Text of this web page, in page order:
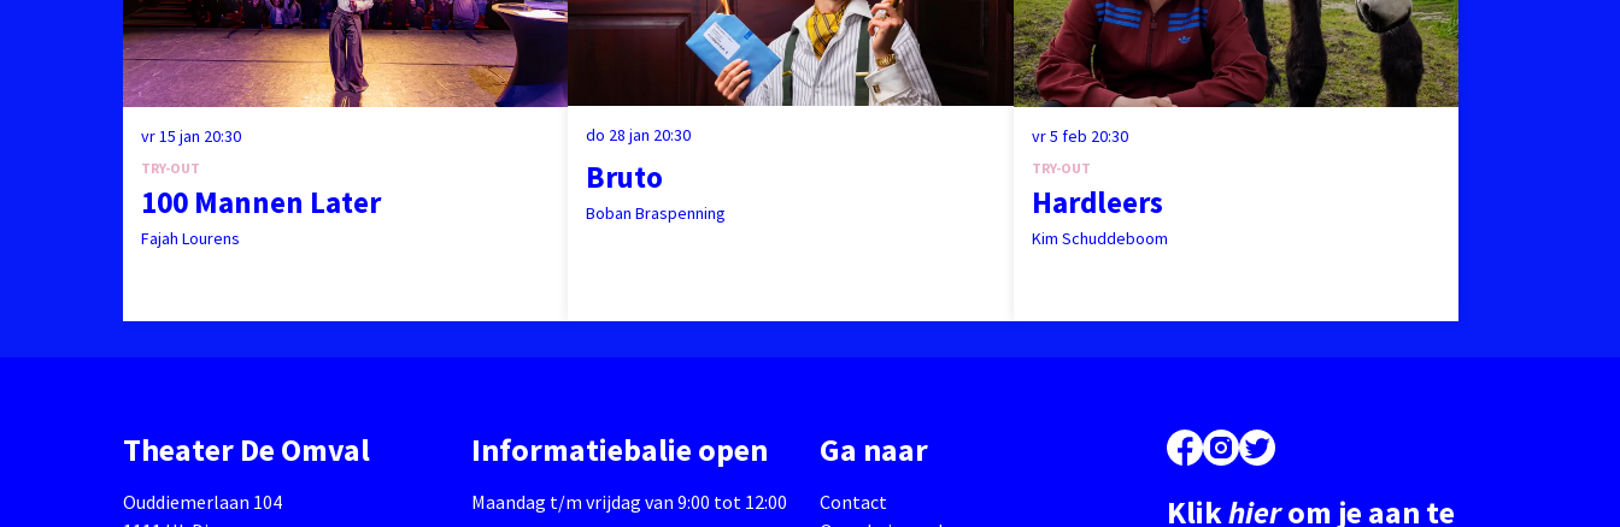
100 Mannen Later
Fajah Lourens
TRY-OUT
vr 15 jan 20:30
Bruto
Boban Braspenning
do 28 jan 20:30
Hardleers
Kim Schuddeboom
TRY-OUT
vr 5 feb 20:30
Theater De Omval
Ouddiemerlaan 104
Informatiebalie open
Maandag t/m vrijdag van 9:00 tot 12:00
Ga naar
Contact
Klikhierom je aan te